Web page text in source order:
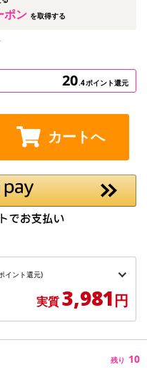
ポン を取得する
20.4ポイント還元
カートへ
イント還元)
実質3,981円
残り 10